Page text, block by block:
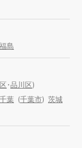
福島
・品川区)
千葉 (千葉市) 茨城